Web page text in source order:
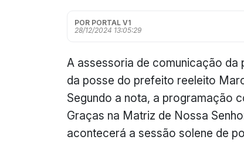
POR PORTAL V1
28/12/2024 13:05:29
A assessoria de comunicação
da posse do prefeito reeleito
Segundo a nota, a programação
Graças na Matriz de Nossa
acontecerá a sessão solene de